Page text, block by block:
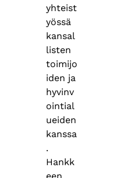
yhteist
yössä
kansal
listen
toimijo
iden ja
hyvinv
ointial
ueiden
kanssa
.
Hankk